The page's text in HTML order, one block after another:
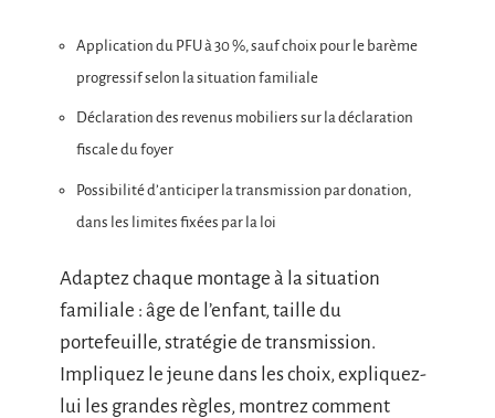
Application du PFU à 30 %, sauf choix pour le barème
progressif selon la situation familiale
Déclaration des revenus mobiliers sur la déclaration
fiscale du foyer
Possibilité d’anticiper la transmission par donation,
dans les limites fixées par la loi
Adaptez chaque montage à la situation
familiale : âge de l’enfant, taille du
portefeuille, stratégie de transmission.
Impliquez le jeune dans les choix, expliquez-
lui les grandes règles, montrez comment